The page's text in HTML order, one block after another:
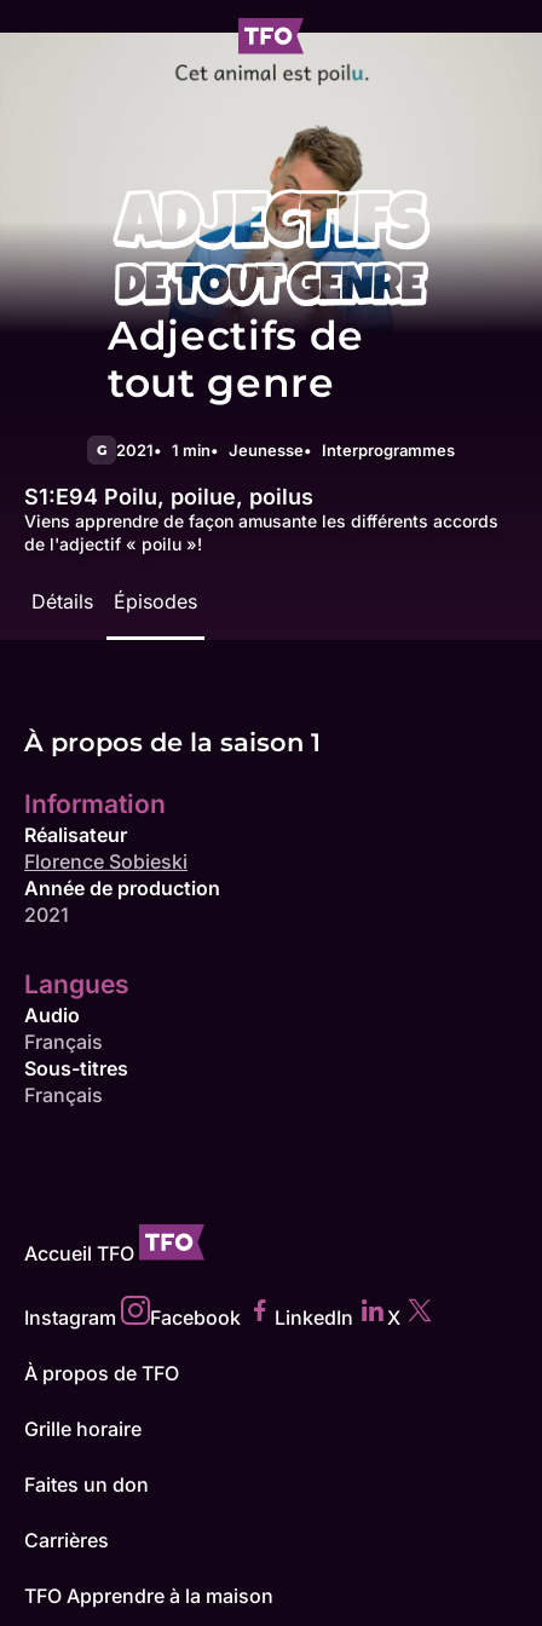
Adjectifs de
tout genre
G 2021 1 min Jeunesse Interprogrammes
S1:E94 Poilu, poilue, poilus
Viens apprendre de façon amusante les différents accords
de l'adjectif « poilu »!
Détails Épisodes
À propos de la saison 1
Information
Réalisateur
Florence Sobieski
Année de production
2021
Langues
Audio
Français
Sous-titres
Français
Accueil TFO
Instagram Facebook LinkedIn X
À propos de TFO
Grille horaire
Faites un don
Carrières
TFO Apprendre à la maison